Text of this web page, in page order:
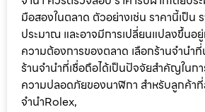
มือสองในตลาด ตัวอย่างเช่น ราคานี้เป็น
ประมาณ และอาจมีการเปลี่ยนแปลงขึ้นอ
ความต้องการของตลาด เลือกร้านจำนำที่
ร้านจำนำที่เชื่อถือได้เป็นปัจจัยสำคัญในกา
ความปลอดภัยของนาฬิกา สำหรับลูกค้าที่
จำนำRolex,